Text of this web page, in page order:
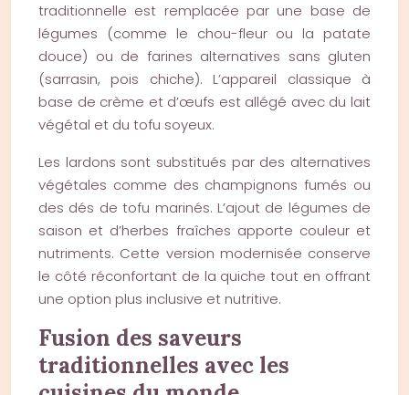
traditionnelle est remplacée par une base de
légumes (comme le chou-fleur ou la patate
douce) ou de farines alternatives sans gluten
(sarrasin, pois chiche). L’appareil classique à
base de crème et d’œufs est allégé avec du lait
végétal et du tofu soyeux.
Les lardons sont substitués par des alternatives
végétales comme des champignons fumés ou
des dés de tofu marinés. L’ajout de légumes de
saison et d’herbes fraîches apporte couleur et
nutriments. Cette version modernisée conserve
le côté réconfortant de la quiche tout en offrant
une option plus inclusive et nutritive.
Fusion des saveurs
traditionnelles avec les